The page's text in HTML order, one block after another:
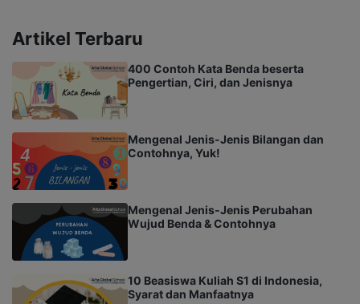
Artikel Terbaru
400 Contoh Kata Benda beserta
Pengertian, Ciri, dan Jenisnya
Mengenal Jenis-Jenis Bilangan dan
Contohnya, Yuk!
Mengenal Jenis-Jenis Perubahan
Wujud Benda & Contohnya
10 Beasiswa Kuliah S1 di Indonesia,
Syarat dan Manfaatnya